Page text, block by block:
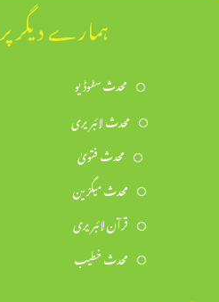
ہمارے دیگر
محدث سٹوڈیو
محدث لائبریری
محدث فتویٰ
محدث میگزین
قرآن لائبریری
محدث خطیب